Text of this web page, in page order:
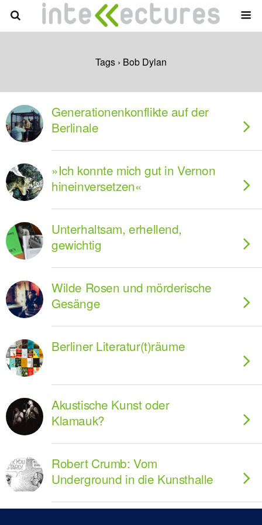
Tags › Bob Dylan
Generationenkonflikte auf der
Berlinale
»Ich konnte mich gut in Vernon
hineinversetzen«
Unterhaltsam, erhellend,
gewichtig
Wilde Rosen und mörderische
Gesänge
Berliner Literatur(t)räume
Akustische Kunst oder
Klamauk?
Robert Crumb: Vom
Underground in die Kunsthalle